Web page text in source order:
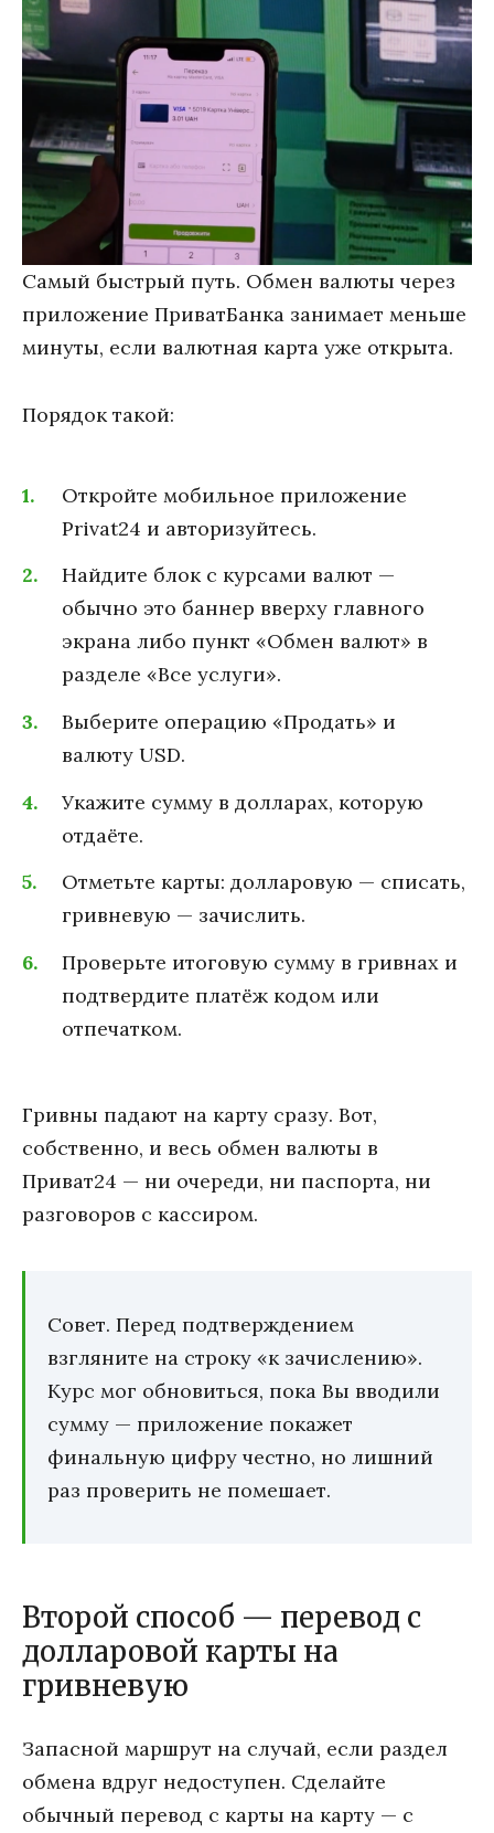
Самый быстрый путь. Обмен валюты через
приложение ПриватБанка занимает меньше
минуты, если валютная карта уже открыта.
Порядок такой:
Откройте мобильное приложение
Privat24 и авторизуйтесь.
Найдите блок с курсами валют —
обычно это баннер вверху главного
экрана либо пункт «Обмен валют» в
разделе «Все услуги».
Выберите операцию «Продать» и
валюту USD.
Укажите сумму в долларах, которую
отдаёте.
Отметьте карты: долларовую — списать,
гривневую — зачислить.
Проверьте итоговую сумму в гривнах и
подтвердите платёж кодом или
отпечатком.
Гривны падают на карту сразу. Вот,
собственно, и весь обмен валюты в
Приват24 — ни очереди, ни паспорта, ни
разговоров с кассиром.
Совет. Перед подтверждением
взгляните на строку «к зачислению».
Курс мог обновиться, пока Вы вводили
сумму — приложение покажет
финальную цифру честно, но лишний
раз проверить не помешает.
Второй способ — перевод с
долларовой карты на
гривневую
Запасной маршрут на случай, если раздел
обмена вдруг недоступен. Сделайте
обычный перевод с карты на карту — с